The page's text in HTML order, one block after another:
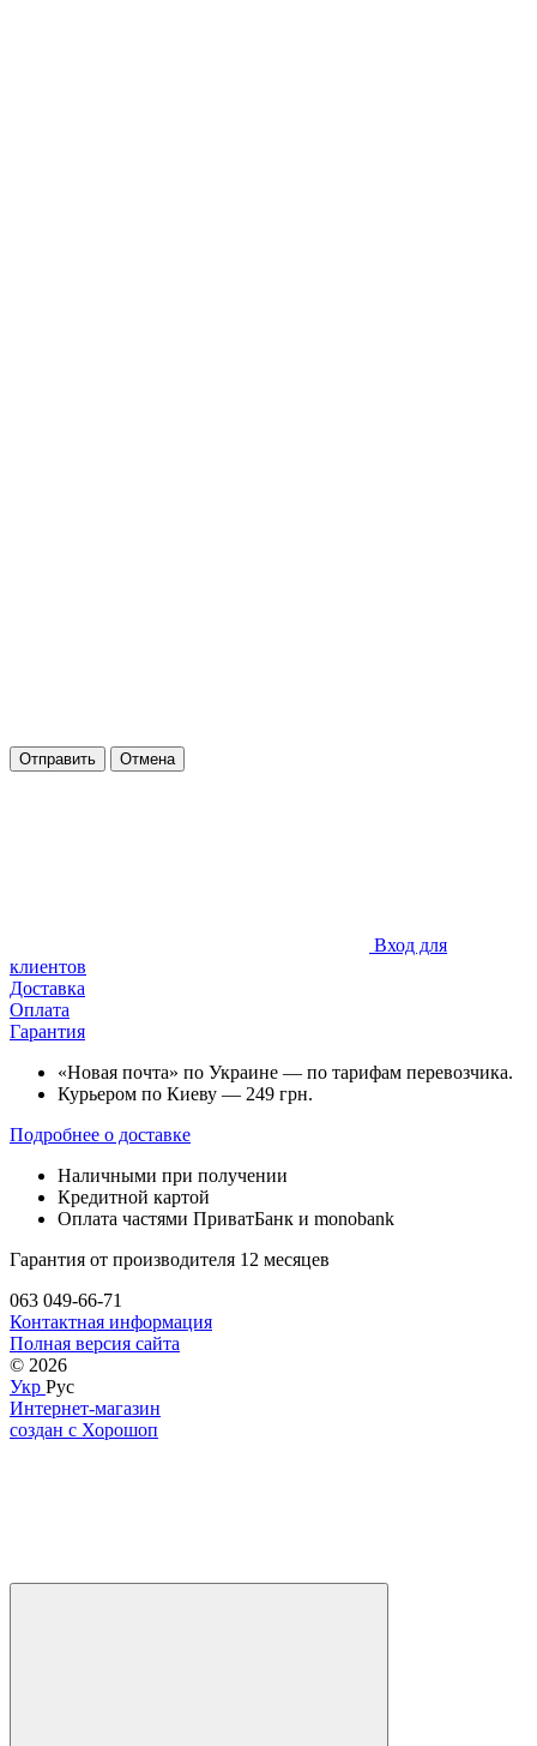
Отправить Отмена
Вход для
клиентов
Доставка
Оплата
Гарантия
«Новая почта» по Украине — по тарифам перевозчика.
Курьером по Киеву — 249 грн.
Подробнее о доставке
Наличными при получении
Кредитной картой
Оплата частями ПриватБанк и monobank
Гарантия от производителя 12 месяцев
063 049-66-71
Контактная информация
Полная версия сайта
© 2026
Укр Рус
Интернет-магазин
создан с Хорошоп